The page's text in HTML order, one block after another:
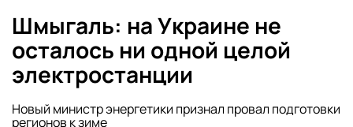
Шмыгаль: на Украине не
осталось ни одной целой
электростанции
Новый министр энергетики признал провал подготовки
регионов к зиме